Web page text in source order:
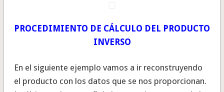
PROCEDIMIENTO DE CÁLCULO DEL PRODUCTO
INVERSO
En el siguiente ejemplo vamos a ir reconstruyendo
el producto con los datos que se nos proporcionan.